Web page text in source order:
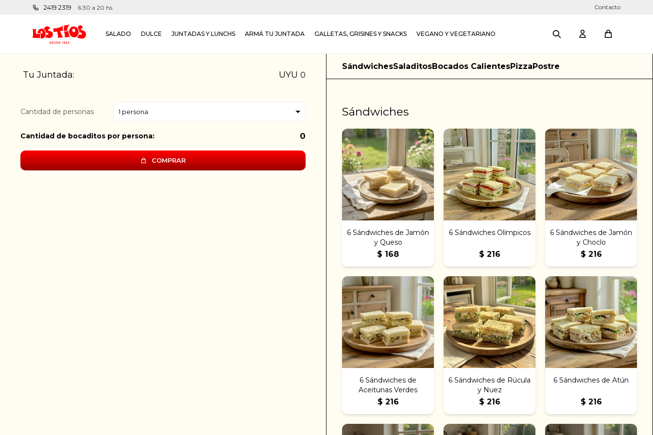
SALADO DULCE JUNTADAS Y LUNCHS ARMÁ TU JUNTADA GALLETAS, GRISINES Y SNACKS VEGANO Y VEGETARIANO
2419 2319 6:30 a 20 hs. Contacto
Tu Juntada: UYU 0
Cantidad de personas
Cantidad de bocaditos por persona: 0
COMPRAR
SándwichesSaladitosBocados CalientesPizzaPostre
Sándwiches
6 Sándwiches de Jamón
y Queso
$ 168
6 Sándwiches Olímpicos
$ 216
6 Sándwiches de Jamón
y Choclo
$ 216
6 Sándwiches de
Aceitunas Verdes
$ 216
6 Sándwiches de Rúcula
y Nuez
$ 216
6 Sándwiches de Atún
$ 216